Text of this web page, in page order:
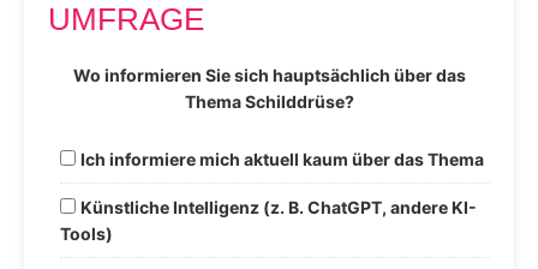
UMFRAGE
Wo informieren Sie sich hauptsächlich über das
Thema Schilddrüse?
Ich informiere mich aktuell kaum über das Thema
Künstliche Intelligenz (z. B. ChatGPT, andere KI-
Tools)